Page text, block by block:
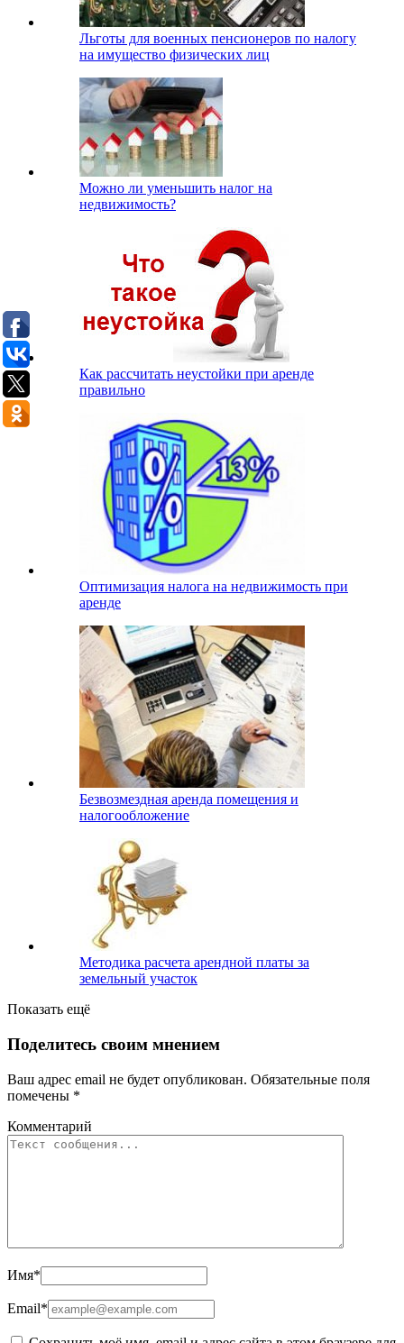
Льготы для военных пенсионеров по налогу
на имущество физических лиц
Можно ли уменьшить налог на
недвижимость?
Как рассчитать неустойки при аренде
правильно
Оптимизация налога на недвижимость при
аренде
Безвозмездная аренда помещения и
налогообложение
Методика расчета арендной платы за
земельный участок
Показать ещё
Поделитесь своим мнением
Ваш адрес email не будет опубликован. Обязательные поля
помечены *
Комментарий
Имя*
Email*